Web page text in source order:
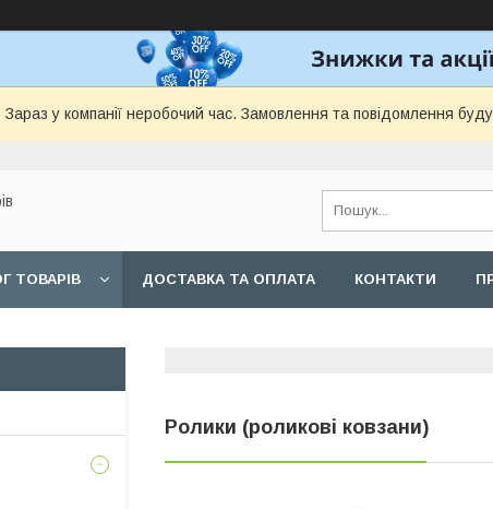
Зараз у компанії неробочий час. Замовлення та повідомлення
ТОВАРІВ ДОСТАВКА ТА ОПЛАТА КОНТАКТИ
Ролики (роликові ковзани)